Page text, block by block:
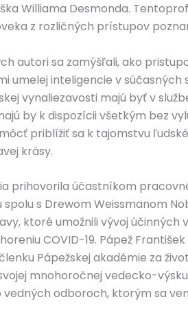
Williama Desmonda.
z rozličných prístupov
autori sa zamýšľali, ako
umelej inteligencie v súčasných
vynaliezavosti majú byť v
by k dispozícii všetkým bez
priblížiť sa k tajomstvu
krásy.
prihovorila účastníkom
s Drewom Weissmanom
ktoré umožnili vývoj
COVID-19. Pápež František
Pápežskej akadémie za
mnohoročnej vedecko-
odboroch, ktorým sa